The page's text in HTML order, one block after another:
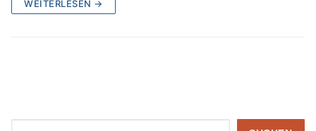
WEITERLESEN →